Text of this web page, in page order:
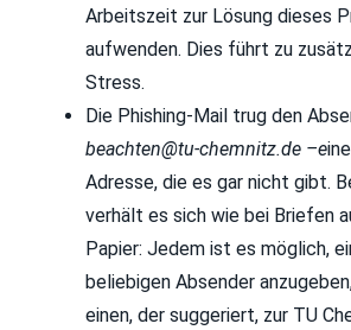
Arbeitszeit zur Lösung dieses
aufwenden. Dies führt zu
Stress.
Die Phishing-Mail trug den
beachten@tu-chemnitz.de –e
Adresse, die es gar nicht gibt.
verhält es sich wie bei Briefen
Papier: Jedem ist es möglich,
beliebigen Absender
einen, der suggeriert, zur TU